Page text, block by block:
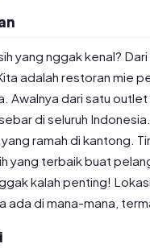
yang nggak kenal?
adalah restoran mie
Awalnya dari satu
di seluruh
ramah di kantong.
yang terbaik buat
kalah penting!
di mana-mana,